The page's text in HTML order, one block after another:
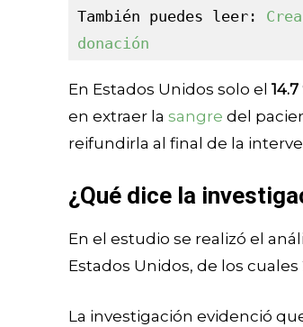
También puedes leer:
donación
En Estados Unidos solo el 14.7
en extraer la sangre del
reifundirla al final de la
¿Qué dice la
En el estudio se realizó el
Estados Unidos, de los cuales
La investigación evidenció